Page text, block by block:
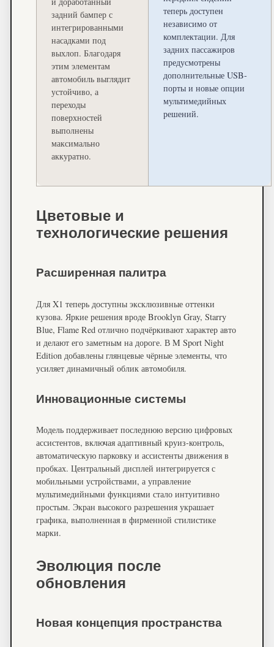
задний бампер с
интегрированными
насадками под
выхлоп. Благодаря
этим элементам
автомобиль выглядит
устойчиво, а
переходы
поверхностей
выполнены
максимально
аккуратно.
теперь доступен
независимо от
комплектации. Для
задних пассажиров
предусмотрены
дополнительные USB-
порты и новые опции
мультимедийных
решений.
Цветовые и
технологические решения
Расширенная палитра
Для X1 теперь доступны эксклюзивные оттенки
кузова. Яркие решения вроде Brooklyn Gray, Starry
Blue, Flame Red отлично подчёркивают характер авто
и делают его заметным на дороге. В M Sport Night
Edition добавлены глянцевые чёрные элементы, что
усиляет динамичный облик автомобиля.
Инновационные системы
Модель поддерживает последнюю версию цифровых
ассистентов, включая адаптивный круиз-контроль,
автоматическую парковку и ассистенты движения в
пробках. Центральный дисплей интегрируется с
мобильными устройствами, а управление
мультимедийными функциями стало интуитивно
простым. Экран высокого разрешения украшает
графика, выполненная в фирменной стилистике
марки.
Эволюция после
обновления
Новая концепция пространства